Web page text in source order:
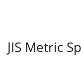
JIS Metric